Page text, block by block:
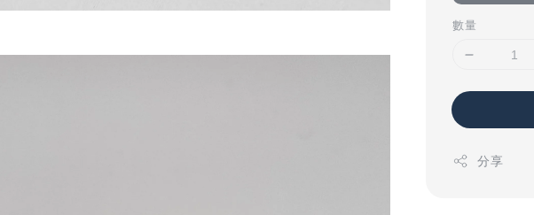
數量
分享